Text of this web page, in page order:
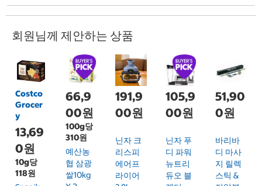
회원님께 제안하는 상품
Costco
Grocer
y
13,69
0원
10g당
118원
66,9
00원
100g당
310원
예산농
협 삼광
쌀10kg
191,9
00원
닌자 크
리스피
에어프
라이어
105,9
00원
닌자 푸
디 파워
뉴트리
듀오 블
51,90
0원
바리바
디 마사
지 릴렉
스틱 &